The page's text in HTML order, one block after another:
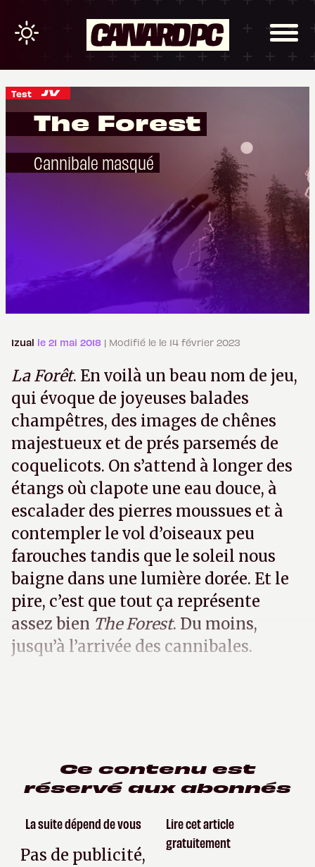
Test
The Forest
Cannibale masqué
Izual le 21 mai 2018 | Modifié le le 14 février 2023
LaForêt. En voilà un beau nom de jeu,
qui évoque de joyeuses balades
champêtres, des images de chênes
majestueux et de prés parsemés de
coquelicots. On s’attend à longer des
étangs où clapote une eau douce, à
escalader des pierres moussues et à
contempler le vol d’oiseaux peu
farouches tandis que le soleil nous
baigne dans une lumière dorée. Et le
pire, c’est que tout ça représente
assez bien The Forest. Du moins,
jusqu’à l’arrivée des cannibales.
Ce contenu est
réservé aux abonnés
La suite dépend de vous
Pas de publicité,
Lire cet article
gratuitement